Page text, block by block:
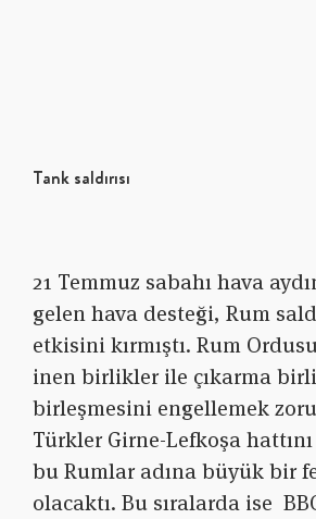
Tank saldırısı
21 Temmuz sabahı hava
gelen hava desteği, Rum
etkisini kırmıştı. Rum
inen birlikler ile çıkarma
birleşmesini engellemek
Türkler Girne-Lefkoşa
bu Rumlar adına büyük bir
olacaktı. Bu sıralarda ise